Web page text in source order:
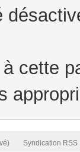
cette
Syndication RSS